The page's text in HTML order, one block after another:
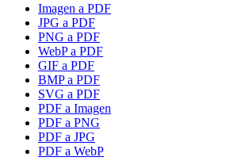
Imagen a PDF
JPG a PDF
PNG a PDF
WebP a PDF
GIF a PDF
BMP a PDF
SVG a PDF
PDF a Imagen
PDF a PNG
PDF a JPG
PDF a WebP